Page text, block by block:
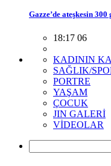
Gazze’de ateşkesin
18:17 06
KADININ
SAĞLIK/
PORTRE
YAŞAM
ÇOCUK
JIN GALERİ
VİDEOLAR